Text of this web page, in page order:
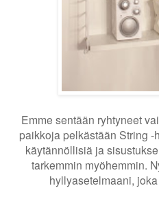
Emme sentään ryhtyneet
paikkoja pelkästään String
käytännöllisiä ja
tarkemmin myöhemmin.
hyllyasetelmaani,